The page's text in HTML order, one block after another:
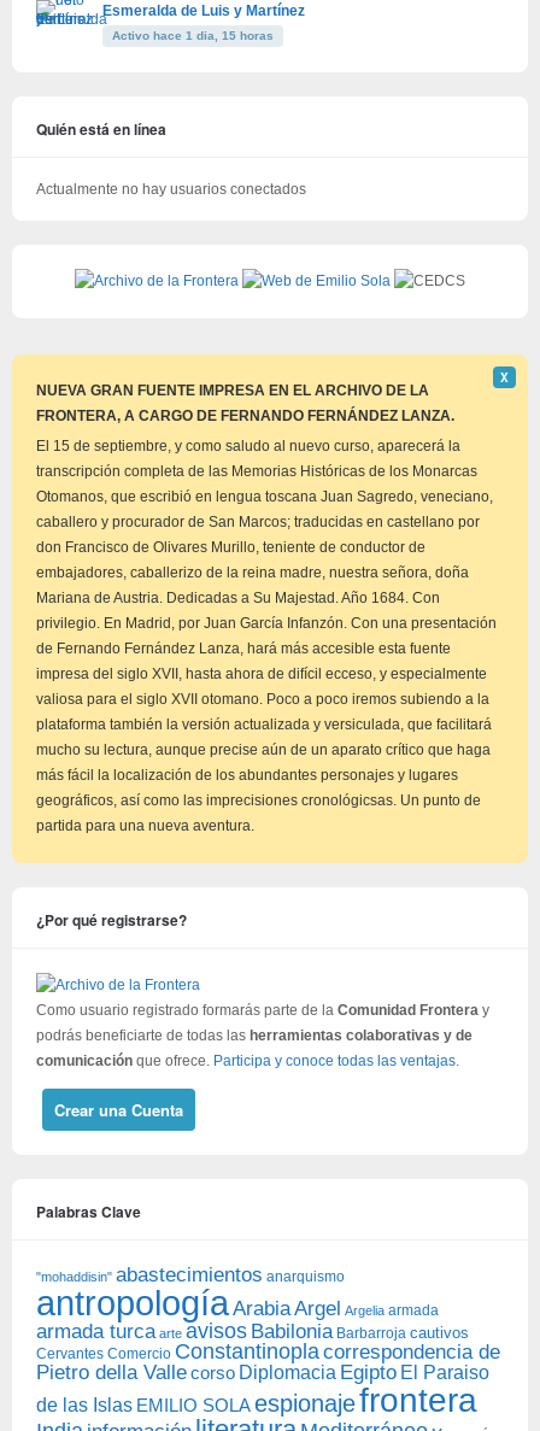
Esmeralda de Luis y Martínez
Activo hace 1 dia, 15 horas
Quién está en línea
Actualmente no hay usuarios conectados
NUEVA GRAN FUENTE IMPRESA EN EL ARCHIVO DE LA
FRONTERA, A CARGO DE FERNANDO FERNÁNDEZ LANZA.
este
Χ
El 15 de septiembre, y como saludo al nuevo curso, aparecerá la
transcripción completa de las Memorias Históricas de los Monarcas
Otomanos, que escribió en lengua toscana Juan Sagredo, veneciano,
caballero y procurador de San Marcos; traducidas en castellano por
don Francisco de Olivares Murillo, teniente de conductor de
embajadores, caballerizo de la reina madre, nuestra señora, doña
Mariana de Austria. Dedicadas a Su Majestad. Año 1684. Con
privilegio. En Madrid, por Juan García Infanzón. Con una presentación
de Fernando Fernández Lanza, hará más accesible esta fuente
impresa del siglo XVII, hasta ahora de difícil ecceso, y especialmente
valiosa para el siglo XVII otomano. Poco a poco iremos subiendo a la
plataforma también la versión actualizada y versiculada, que facilitará
mucho su lectura, aunque precise aún de un aparato crítico que haga
más fácil la localización de los abundantes personajes y lugares
geográficos, así como las imprecisiones cronológicsas. Un punto de
partida para una nueva aventura.
¿Por qué registrarse?
Como usuario registrado formarás parte de la Comunidad Frontera y
podrás beneficiarte de todas las herramientas colaborativas y de
comunicación que ofrece. Participa y conoce todas las ventajas
Crear una Cuenta
Palabras Clave
"mohaddisin" abastecimientos anarquismo
antropología ArabiaArgel Argelia armada
armada turca arte avisos Babilonia Barbarroja cautivos
Cervantes Comercio Constantinopla correspondencia de
Pietro della Vallecorso Diplomacia Egipto El Paraiso
de las Islas EMILIO SOLAespionajefrontera